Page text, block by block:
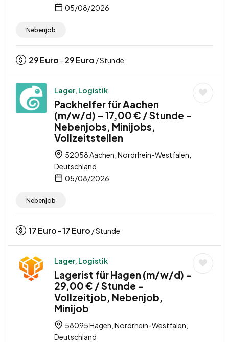
05/08/2026
Nebenjob
29Euro - 29Euro / Stunde
Lager, Logistik
Packhelfer für Aachen
(m/w/d) – 17,00 € / Stunde –
Nebenjobs, Minijobs,
Vollzeitstellen
52058 Aachen, Nordrhein-Westfalen,
Deutschland
05/08/2026
Nebenjob
17Euro -17Euro / Stunde
Lager, Logistik
Lagerist für Hagen (m/w/d) –
29,00 € / Stunde –
Vollzeitjob, Nebenjob,
Minijob
58095 Hagen, Nordrhein-Westfalen,
Deutschland